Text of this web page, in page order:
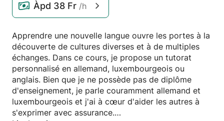
Àpd 38 Fr /h
Apprendre une nouvelle langue ouvre les portes à la
découverte de cultures diverses et à de multiples
échanges. Dans ce cours, je propose un tutorat
personnalisé en allemand, luxembourgeois ou
anglais. Bien que je ne possède pas de diplôme
d'enseignement, je parle couramment allemand et
luxembourgeois et j'ai à cœur d'aider les autres à
s'exprimer avec assurance.